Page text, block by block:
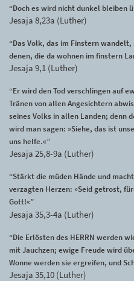
“Doch es wird nicht dunkel bleiben
Jesaja 8,23a (Luther)
“Das Volk, das im Finstern
denen, die da wohnen im finstern
Jesaja 9,1 (Luther)
“Er wird den Tod verschlingen auf
Tränen von allen Angesichtern
seines Volks in allen Landen; denn
wird man sagen: »Siehe, das ist
uns helfe.«”
Jesaja 25,8-9a (Luther)
“Stärkt die müden Hände und
verzagten Herzen: »Seid getrost,
Gott!«”
Jesaja 35,3-4a (Luther)
“Die Erlösten des HERRN werden
mit Jauchzen; ewige Freude wird
Wonne werden sie ergreifen, und
Jesaja 35,10 (Luther)